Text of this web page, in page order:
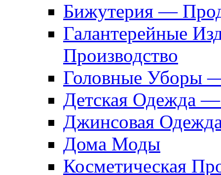
Бижутерия —
Галантерейные
Производство
Головные Уборы
Детская Одежда
Джинсовая
Дома Моды
Косметическая